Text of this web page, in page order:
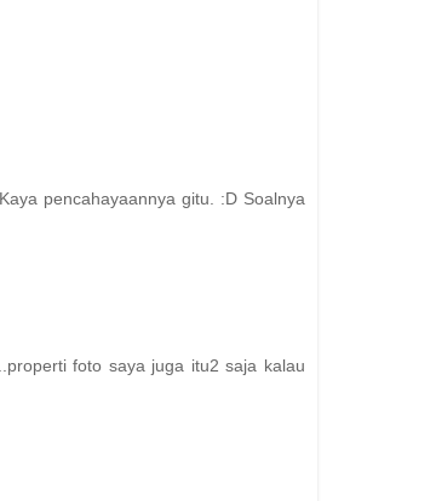
pencahayaannya gitu. :D Soalnya
foto saya juga itu2 saja kalau